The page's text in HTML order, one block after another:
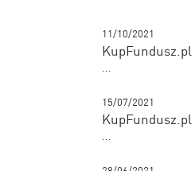
11/10/2021
15/07/2021